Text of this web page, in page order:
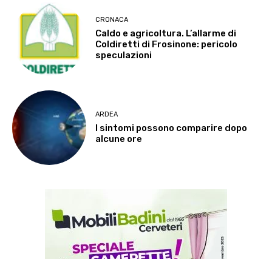
CRONACA
Caldo e agricoltura. L’allarme di
Coldiretti di Frosinone: pericolo
speculazioni
ARDEA
I sintomi possono comparire dopo
alcune ore